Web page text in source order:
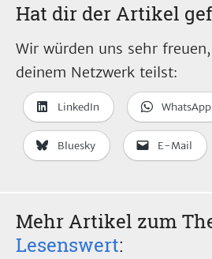
Hat dir der Artikel
Wir würden uns sehr
deinem Netzwerk teilst:
LinkedIn WhatsApp
Bluesky E-Mail
Mehr Artikel zum
Lesenswert: